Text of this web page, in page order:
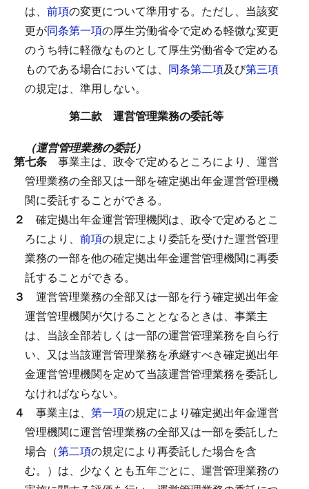
は、 前項の変更について準用する。 ただし、当該変
更が同条第一項の厚生労働省令で定める軽微な変更
のうち特に軽微なものとして厚生労働省令で定める
ものである場合においては、 同条第二項及び第三項
の規定は、準用しない。
第二款 運営管理業務の委託等
（運営管理業務の委託）
第七条 事業主は、政令で定めるところにより、運営
管理業務の全部又は一部を確定拠出年金運営管理機
関に委託することができる。
２ 確定拠出年金運営管理機関は、政令で定めるとこ
ろにより、 前項の規定により委託を受けた運営管理
業務の一部を他の確定拠出年金運営管理機関に再委
託することができる。
３ 運営管理業務の全部又は一部を行う確定拠出年金
運営管理機関が欠けることとなるときは、事業主
は、当該全部若しくは一部の運営管理業務を自ら行
い、又は当該運営管理業務を承継すべき確定拠出年
金運営管理機関を定めて当該運営管理業務を委託し
なければならない。
４ 事業主は、 第一項の規定により確定拠出年金運営
管理機関に運営管理業務の全部又は一部を委託した
場合（第二項の規定により再委託した場合を含
む。）は、少なくとも五年ごとに、運営管理業務の